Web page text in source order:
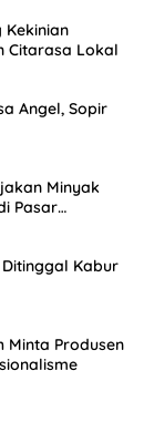
Kekinian
Citarasa Lokal
Angel, Sopir
Minyak
Pasar
Kabur
Minta Produsen